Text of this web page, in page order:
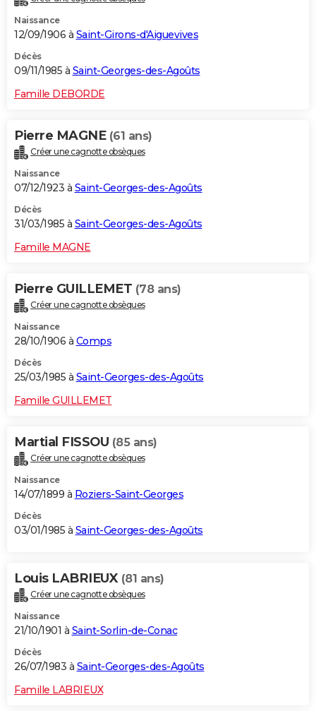
Naissance
12/09/1906 à Saint-Girons-d'Aiguevives
Décès
09/11/1985 à Saint-Georges-des-Agoûts
Famille DEBORDE
Pierre MAGNE (61 ans)
Créer une cagnotte obsèques
Naissance
07/12/1923 à Saint-Georges-des-Agoûts
Décès
31/03/1985 à Saint-Georges-des-Agoûts
Famille MAGNE
Pierre GUILLEMET (78 ans)
Créer une cagnotte obsèques
Naissance
28/10/1906 à Comps
Décès
25/03/1985 à Saint-Georges-des-Agoûts
Famille GUILLEMET
Martial FISSOU (85 ans)
Créer une cagnotte obsèques
Naissance
14/07/1899 à Roziers-Saint-Georges
Décès
03/01/1985 à Saint-Georges-des-Agoûts
Louis LABRIEUX (81 ans)
Créer une cagnotte obsèques
Naissance
21/10/1901 à Saint-Sorlin-de-Conac
Décès
26/07/1983 à Saint-Georges-des-Agoûts
Famille LABRIEUX